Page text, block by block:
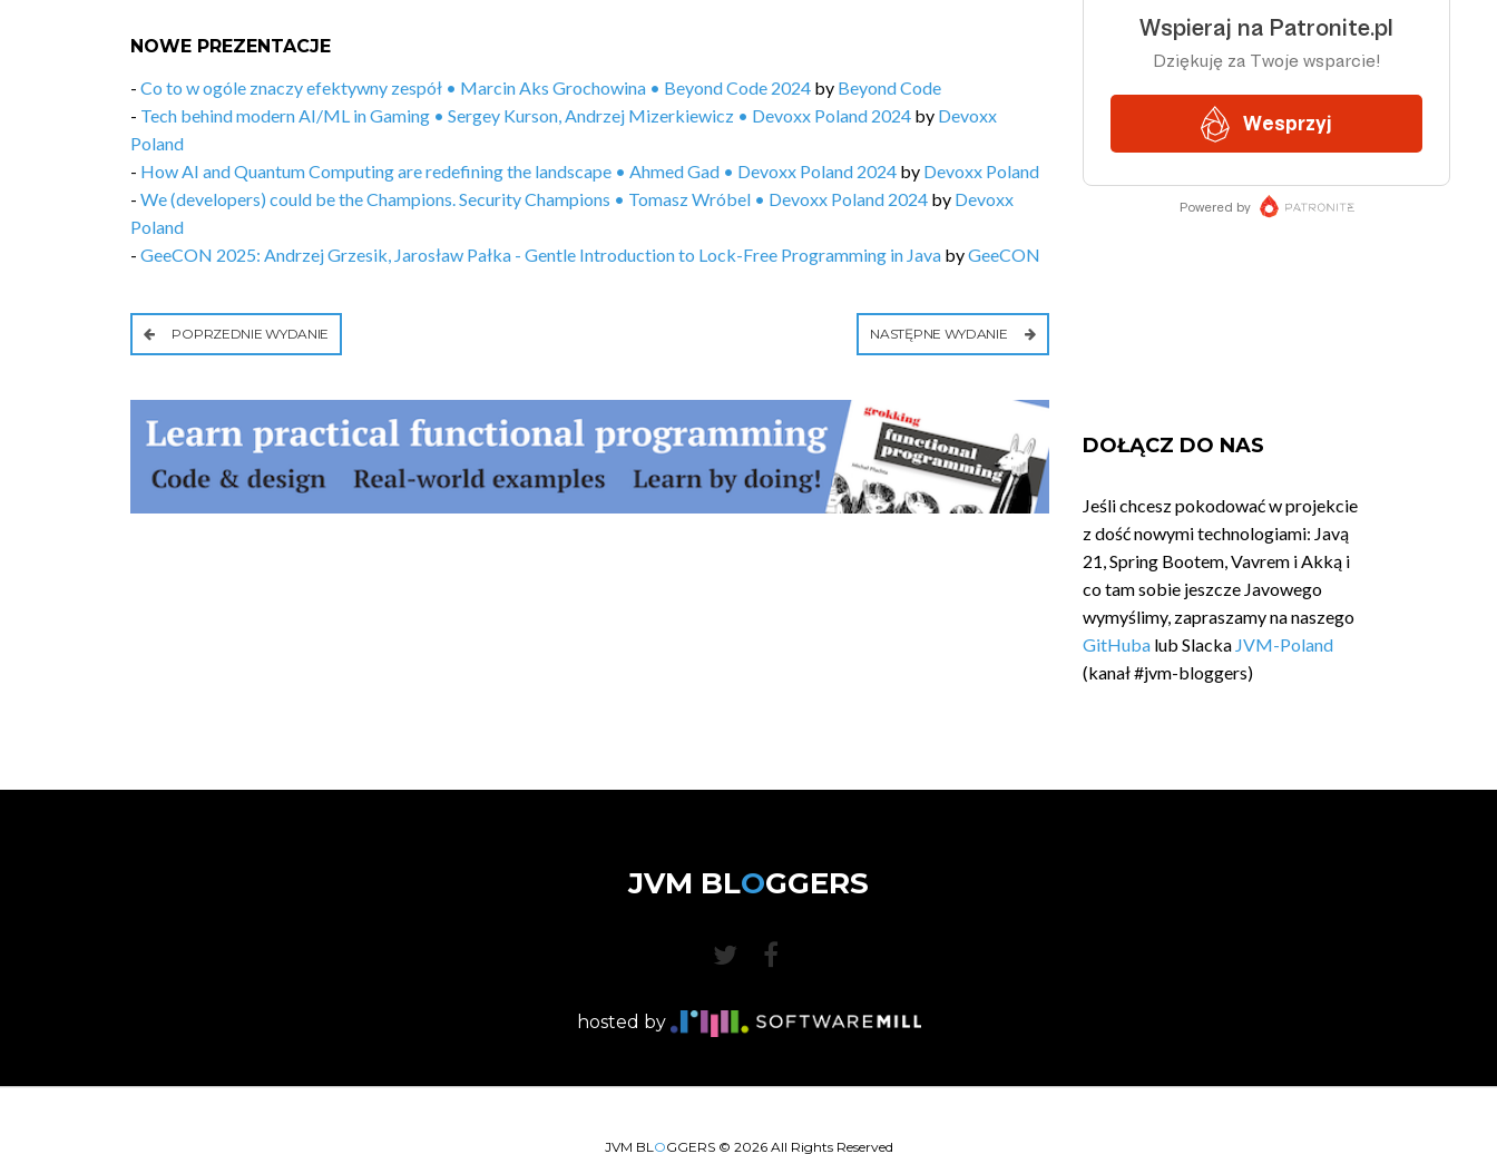
NOWE PREZENTACJE
- Co to w ogóle znaczy efektywny zespół • Marcin Aks Grochowina • Beyond Code 2024 by Beyond Code
- Tech behind modern AI/ML in Gaming • Sergey Kurson, Andrzej Mizerkiewicz • Devoxx Poland 2024 by Devoxx
Poland
- How AI and Quantum Computing are redefining the landscape • Ahmed Gad • Devoxx Poland 2024 by Devoxx Poland
- We (developers) could be the Champions. Security Champions • Tomasz Wróbel • Devoxx Poland 2024 by Devoxx
Poland
- GeeCON 2025: Andrzej Grzesik, Jarosław Pałka - Gentle Introduction to Lock-Free Programming in Java byGeeCON
POPRZEDNIE WYDANIE NASTĘPNE WYDANIE
DOŁĄCZ DO NAS
Jeśli chcesz pokodować w projekcie
z dość nowymi technologiami: Javą
21, Spring Bootem, Vavrem i Akką i
co tam sobie jeszcze Javowego
wymyślimy, zapraszamy na naszego
GitHuba lub Slacka JVM-Poland
(kanał #jvm-bloggers)
JVM BLOGGERS
hosted by
JVM BLOGGERS © 2026All Rights Reserved